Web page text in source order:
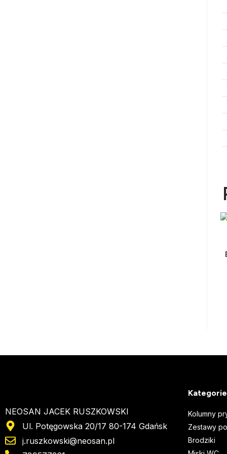
NEOSAN JACEK RUSZKOWSKI
Ul. Potęgowska 20/17 80-174 Gdańsk
j.ruszkowski@neosan.pl
Kategorie
Kolumny
Zestawy
Brodziki